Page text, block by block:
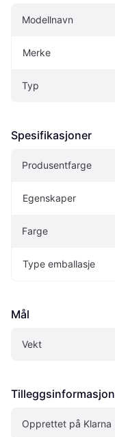
Modellnavn
Merke
Typ
Spesifikasjoner
Produsentfarge
Egenskaper
Farge
Type emballasje
Mål
Vekt
Tilleggsinformasjon
Opprettet på Klarna